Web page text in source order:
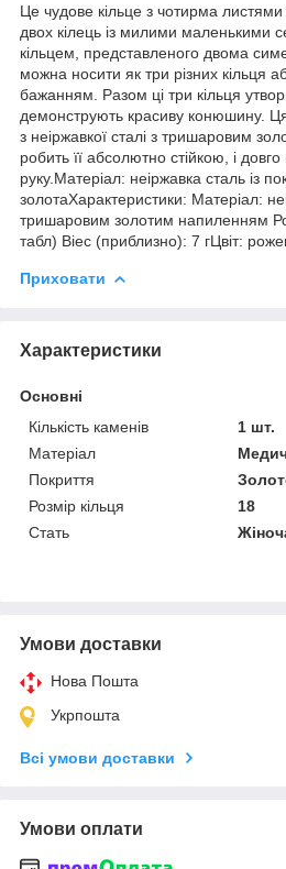
Це чудове кільце з чотирма
двох кілець із милими маленькими
кільцем, представленого двома
можна носити як три різних кільця
бажанням. Разом ці три кільця
демонструють красиву конюшину.
з неіржавкої сталі з тришаровим
робить її абсолютно стійкою, і
руку.Матеріал: неіржавка сталь із
золотаХарактеристики: Матеріал:
тришаровим золотим напиленням
табл) Віес (приблизно): 7 гЦвіт:
Приховати
Характеристики
Основні
Кількість каменів
1 шт.
Матеріал
Покриття
Розмір кільця
18
Стать
Умови доставки
Нова Пошта
Укрпошта
Всі умови доставки
Умови оплати